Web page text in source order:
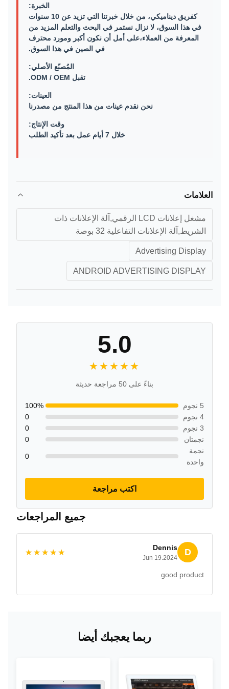
الخبرة:
كفريق ديناميكي، من خلال خبرتنا التي تزيد عن 10 سنوات
في هذا السوق، لا نزال نستمر في البحث والتعلم المزيد من
المعرفة من العملاء،على أمل أن نكون أكبر ومورد محترف
في الصين في هذا السوق.
المُصنّع الأصلي:
تقبل ODM / OEM.
العينات:
نحن نقدم عينات من هذا المنتج من مصدرنا
وقت الإنتاج:
خلال 7 أيام عمل بعد تأكيد الطلب
العلامات
مشغل إعلانات LCD الرقمي,آلة الإعلانات ذات
الشريط,آلة الإعلانات التفاعلية 32 بوصة
Advertising Display
ANDROID ADVERTISING DISPLAY
5.0
★★★★★
★★★★★
بناءً على 50 مراجعة حديثة
5 نجوم
100%
4 نجوم
0
3 نجوم
0
نجمتان
0
نجمة
واحدة
0
اكتب مراجعة
جميع المراجعات
D
Dennis
Jun 19.2024
★★★★★
★★★★★
good product
ربما يعجبك أيضا